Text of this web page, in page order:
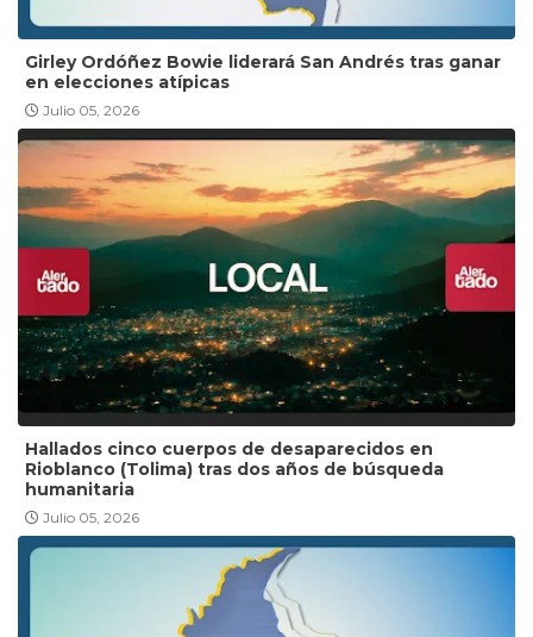
Girley Ordóñez Bowie liderará San Andrés tras ganar
en elecciones atípicas
Julio 05, 2026
Hallados cinco cuerpos de desaparecidos en
Rioblanco (Tolima) tras dos años de búsqueda
humanitaria
Julio 05, 2026